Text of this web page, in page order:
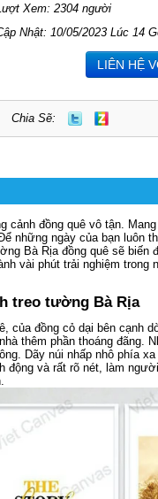
Xem: 2304 người
Nhật: 10/05/2023 Lúc 14
LIÊN HỆ
Chia Sẽ:
cảnh đồng quê vô tận.
những ngày của bạn luôn
Bà Rịa đồng quê sẽ biến
vài phút trải nghiệm trong
treo tường Bà Rịa
của đồng cỏ dại bên cạnh
thêm phần thoáng đãng.
Dãy núi nhấp nhô phía
động và rất rõ nét, làm